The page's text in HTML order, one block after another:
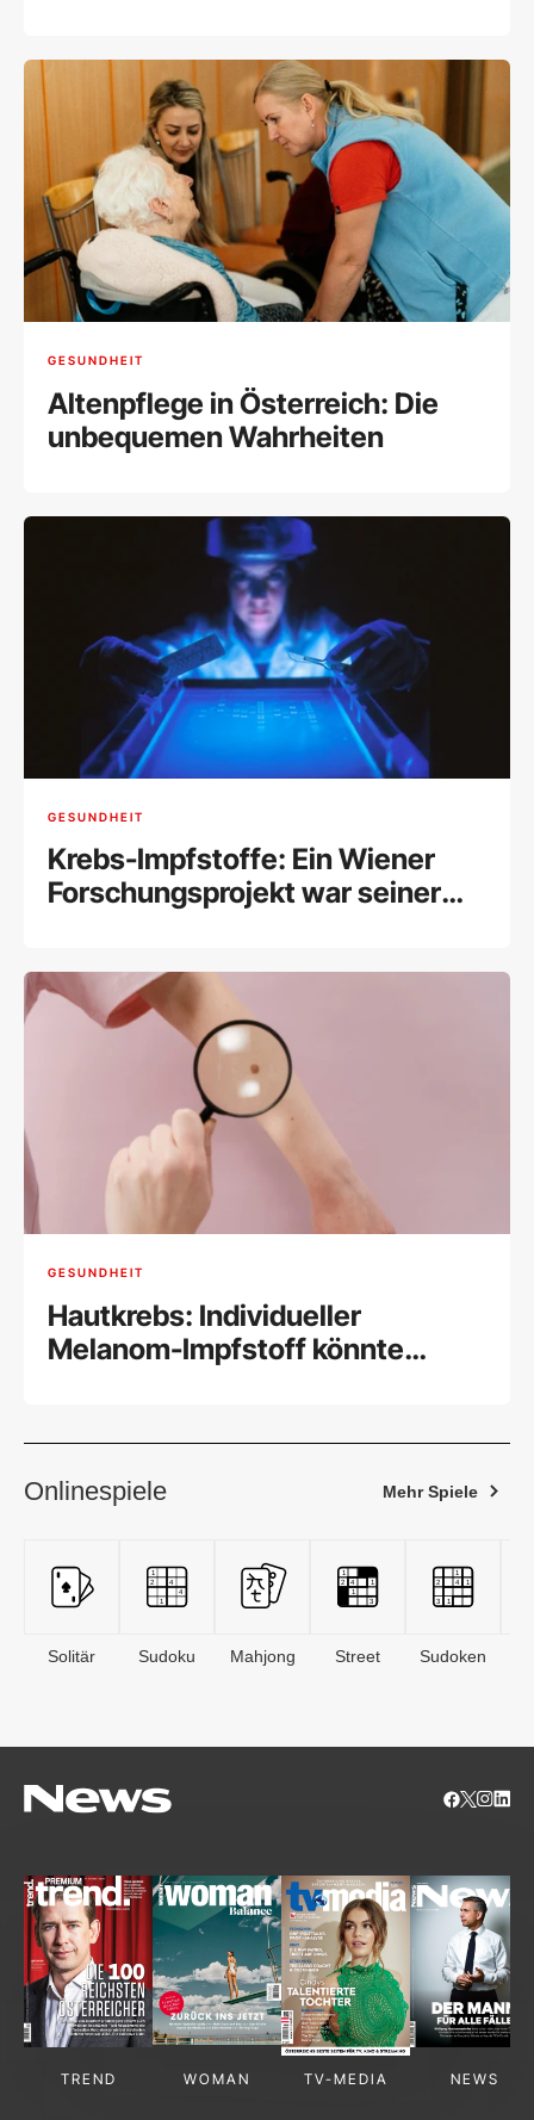
GESUNDHEIT
Altenpflege in Österreich: Die
unbequemen Wahrheiten
GESUNDHEIT
Krebs-Impfstoffe: Ein Wiener
Forschungsprojekt war seiner
GESUNDHEIT
Hautkrebs: Individueller
Melanom-Impfstoff könnte
Onlinespiele Mehr Spiele
Solitär Sudoku Mahjong Street Sudoken
TREND WOMAN TV-MEDIA NEWS